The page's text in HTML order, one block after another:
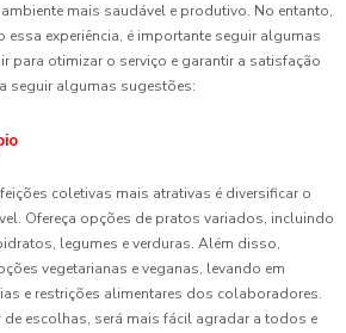
mais saudável e produtivo. No entanto,
essa experiência, é importante seguir algumas
para otimizar o serviço e garantir a satisfação
seguir algumas sugestões:
coletivas mais atrativas é diversificar o
Ofereça opções de pratos variados, incluindo
legumes e verduras. Além disso,
vegetarianas e veganas, levando em
e restrições alimentares dos colaboradores.
de escolhas, será mais fácil agradar a todos e